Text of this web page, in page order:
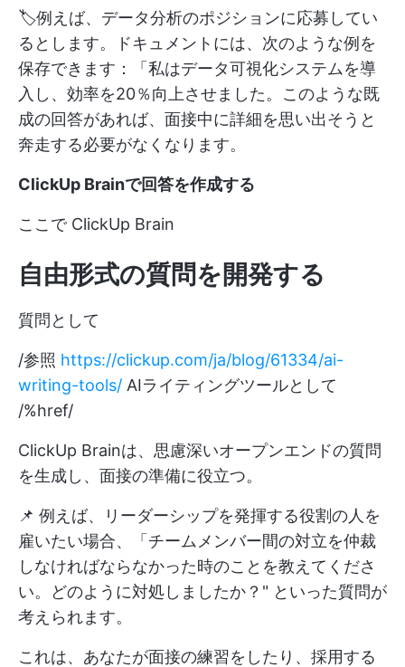
🏷️例えば、データ分析のポジションに応募してい
るとします。ドキュメントには、次のような例を
保存できます：「私はデータ可視化システムを導
入し、効率を20％向上させました。このような既
成の回答があれば、面接中に詳細を思い出そうと
奔走する必要がなくなります。
ClickUp Brainで回答を作成する
ここで ClickUp Brain
自由形式の質問を開発する
質問として
/参照 https://clickup.com/ja/blog/61334/ai-
writing-tools/ AIライティングツールとして
/%href/
ClickUp Brainは、思慮深いオープンエンドの質問
を生成し、面接の準備に役立つ。
📌 例えば、リーダーシップを発揮する役割の人を
雇いたい場合、「チームメンバー間の対立を仲裁
しなければならなかった時のことを教えてくださ
い。どのように対処しましたか？" といった質問が
考えられます。
これは、あなたが面接の練習をしたり、採用する